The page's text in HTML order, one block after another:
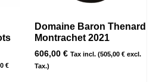
€
Domaine Baron Thenard
Montrachet 2021
606,00 € Tax incl. (505,00 € excl.
Tax.)